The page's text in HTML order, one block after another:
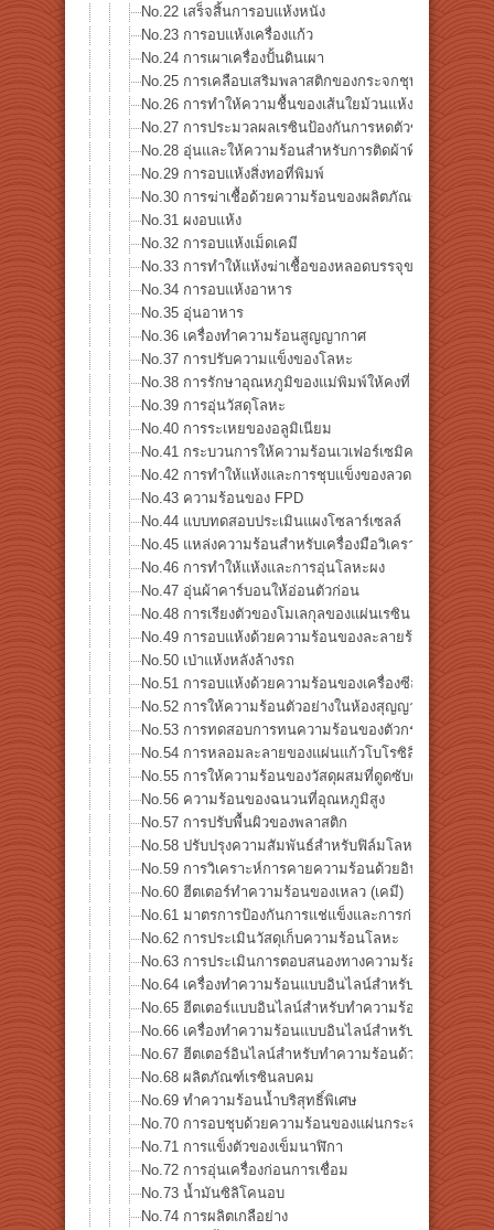
No.22 เสร็จสิ้นการอบแห้งหนัง
No.23 การอบแห้งเครื่องแก้ว
No.24 การเผาเครื่องปั้นดินเผา
No.25 การเคลือบเสริมพลาสติกของกระจกชุบแข็ง
No.26 การทำให้ความชื้นของเส้นใยม้วนแห้ง
No.27 การประมวลผลเรซินป้องกันการหดตัวของม้วนไฟเ
No.28 อุ่นและให้ความร้อนสำหรับการติดผ้าที่กลับด้านได้
No.29 การอบแห้งสิ่งทอที่พิมพ์
No.30 การฆ่าเชื้อด้วยความร้อนของผลิตภัณฑ์แก้วทางก
No.31 ผงอบแห้ง
No.32 การอบแห้งเม็ดเคมี
No.33 การทำให้แห้งฆ่าเชื้อของหลอดบรรจุขวด
No.34 การอบแห้งอาหาร
No.35 อุ่นอาหาร
No.36 เครื่องทำความร้อนสูญญากาศ
No.37 การปรับความแข็งของโลหะ
No.38 การรักษาอุณหภูมิของแม่พิมพ์ให้คงที่
No.39 การอุ่นวัสดุโลหะ
No.40 การระเหยของอลูมิเนียม
No.41 กระบวนการให้ความร้อนเวเฟอร์เซมิคอนดักเตอร์
No.42 การทำให้แห้งและการชุบแข็งของลวดเคลือบ
No.43 ความร้อนของ FPD
No.44 แบบทดสอบประเมินแผงโซลาร์เซลล์
No.45 แหล่งความร้อนสำหรับเครื่องมือวิเคราะห์
No.46 การทำให้แห้งและการอุ่นโลหะผง
No.47 อุ่นผ้าคาร์บอนให้อ่อนตัวก่อน
No.48 การเรียงตัวของโมเลกุลของแผ่นเรซิน
No.49 การอบแห้งด้วยความร้อนของละลายร้อน
No.50 เป่าแห้งหลังล้างรถ
No.51 การอบแห้งด้วยความร้อนของเครื่องซีล
No.52 การให้ความร้อนตัวอย่างในห้องสุญญากาศ
No.53 การทดสอบการทนความร้อนของตัวกรองสี
No.54 การหลอมละลายของแผ่นแก้วโบโรซิลิเกต
No.55 การให้ความร้อนของวัสดุผสมที่ดูดซับด้วยคลื่นไมโ
No.56 ความร้อนของฉนวนที่อุณหภูมิสูง
No.57 การปรับพื้นผิวของพลาสติก
No.58 ปรับปรุงความสัมพันธ์สำหรับฟิล์มโลหะบาง ๆ
No.59 การวิเคราะห์การคายความร้อนด้วยอินฟราเรด
No.60 ฮีตเตอร์ทำความร้อนของเหลว (เคมี)
No.61 มาตรการป้องกันการแช่แข็งและการก่อตัวของน้ำ
No.62 การประเมินวัสดุเก็บความร้อนโลหะ
No.63 การประเมินการตอบสนองทางความร้อนของแผ่นเ
No.64 เครื่องทำความร้อนแบบอินไลน์สำหรับทำความร้อ
No.65 ฮีตเตอร์แบบอินไลน์สำหรับทำความร้อนแอมโมเนีย
No.66 เครื่องทำความร้อนแบบอินไลน์สำหรับการทำควา
No.67 ฮีตเตอร์อินไลน์สำหรับทำความร้อนด้วยแก๊สแรงดัน
No.68 ผลิตภัณฑ์เรซินลบคม
No.69 ทำความร้อนน้ำบริสุทธิ์พิเศษ
No.70 การอบชุบด้วยความร้อนของแผ่นกระจก
No.71 การแข็งตัวของเข็มนาฬิกา
No.72 การอุ่นเครื่องก่อนการเชื่อม
No.73 น้ำมันซิลิโคนอบ
No.74 การผลิตเกลือย่าง